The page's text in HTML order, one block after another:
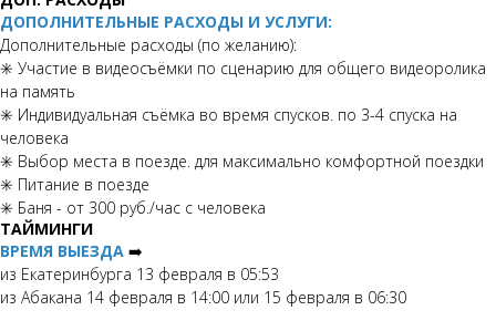
ДОПОЛНИТЕЛЬНЫЕ РАСХОДЫ И УСЛУГИ:
Дополнительные расходы (по желанию):
✳️ Участие в видеосъёмки по сценарию для общего видеоролика
на память
✳️ Индивидуальная съёмка во время спусков. по 3-4 спуска на
человека
✳️ Выбор места в поезде. для максимально комфортной поездки
✳️ Питание в поезде
✳️ Баня - от 300 руб./час с человека
ТАЙМИНГИ
ВРЕМЯ ВЫЕЗДА ➡️
из Екатеринбурга 13 февраля в 05:53
из Абакана 14 февраля в 14:00 или 15 февраля в 06:30